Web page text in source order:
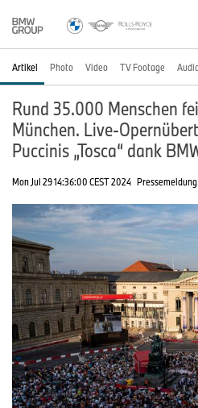
Artikel Photo Video TV Footage
Rund 35.000 Menschen
München. Live-
Puccinis „Tosca“ dank
Mon Jul 29 14:36:00 CEST 2024 Pressemeldung